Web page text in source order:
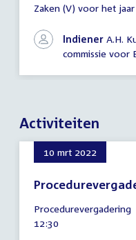
Zaken (V) voor het
Indiener A.H.
commissie voor
Activiteiten
10 mrt 2022
maart
2022
Procedurevergadering
Tijd
12:30